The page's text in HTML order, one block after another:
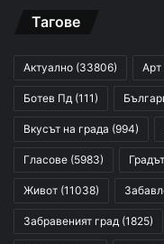
Тагове
Актуално (33806) Арт
Ботев Пд (111)
Вкусът на града (994)
Гласове (5983) Градът
Живот (11038)
Забравеният град (1825)